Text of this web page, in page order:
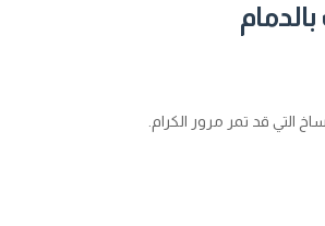
التي قد تمر مرور الكرام.